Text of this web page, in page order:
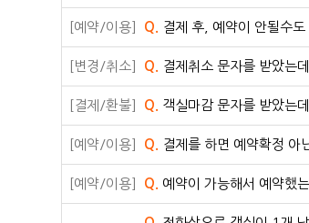
[예약/이용] Q. 결제 후, 예약이 안될수도
[변경/취소] Q. 결제취소 문자를 받았는
[결제/환불] Q. 객실마감 문자를 받았는
[예약/이용] Q. 결제를 하면 예약확정 아
[예약/이용] Q. 예약이 가능해서 예약했